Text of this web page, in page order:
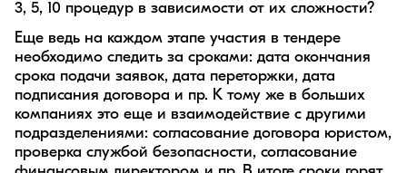
3, 5, 10 процедур в зависимости от их сложности?
Еще ведь на каждом этапе участия в тендере
необходимо следить за сроками: дата окончания
срока подачи заявок, дата переторжки, дата
подписания договора и пр. К тому же в больших
компаниях это еще и взаимодействие с другими
подразделениями: согласование договора юристом,
проверка службой безопасности, согласование